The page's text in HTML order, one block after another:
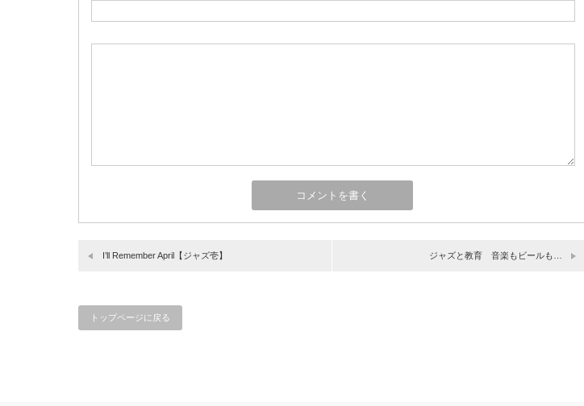
I’ll Remember April【ジャズ壱】 ジャズと教育 音楽もビールも…
トップページに戻る